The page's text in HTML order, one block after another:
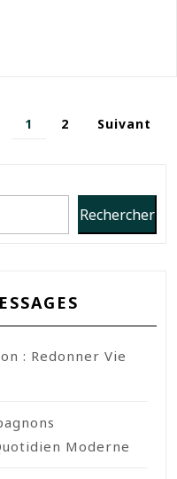
1 2 Suivant
Rechercher
: Redonner Vie
Moderne